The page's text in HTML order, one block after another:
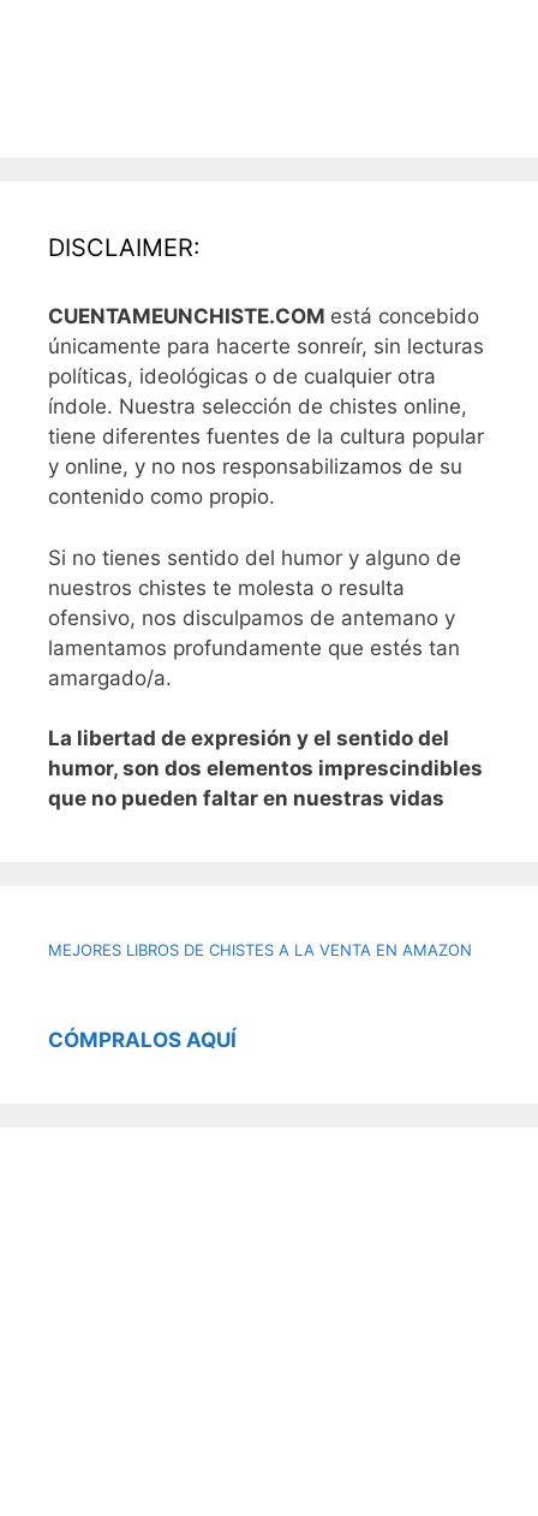
DISCLAIMER:
CUENTAMEUNCHISTE.COM está concebido
únicamente para hacerte sonreír, sin lecturas
políticas, ideológicas o de cualquier otra
índole. Nuestra selección de chistes online,
tiene diferentes fuentes de la cultura popular
y online, y no nos responsabilizamos de su
contenido como propio.
Si no tienes sentido del humor y alguno de
nuestros chistes te molesta o resulta
ofensivo, nos disculpamos de antemano y
lamentamos profundamente que estés tan
amargado/a.
La libertad de expresión y el sentido del
humor, son dos elementos imprescindibles
que no pueden faltar en nuestras vidas
MEJORES LIBROS DE CHISTES A LA VENTA EN AMAZON
CÓMPRALOS AQUÍ